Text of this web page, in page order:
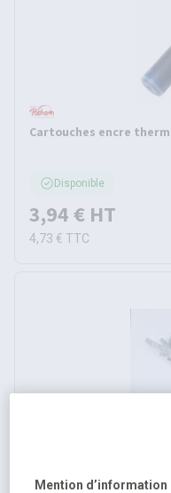
Cartouches encre
Disponible
3,94 € HT
4,73 € TTC
Mention